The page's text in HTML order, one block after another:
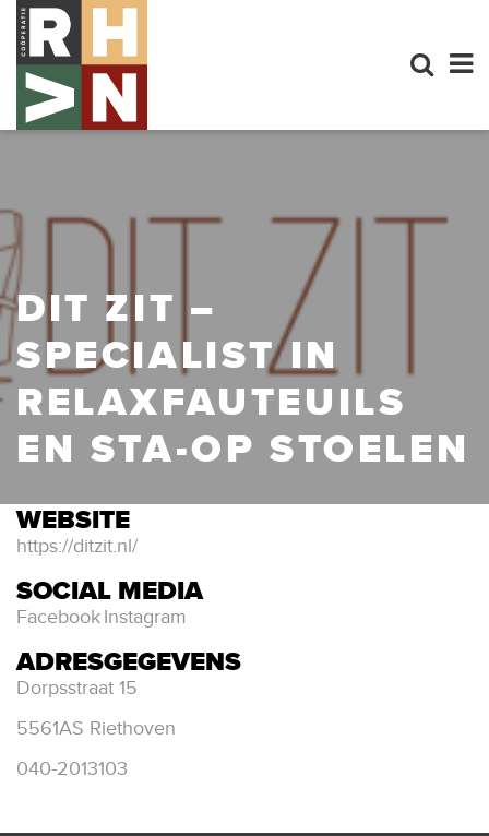
DIT ZIT –
SPECIALIST IN
RELAXFAUTEUILS
EN STA-OP STOELEN
WEBSITE
https://ditzit.nl/
SOCIAL MEDIA
Facebook Instagram
ADRESGEGEVENS
Dorpsstraat 15
5561AS Riethoven
040-2013103